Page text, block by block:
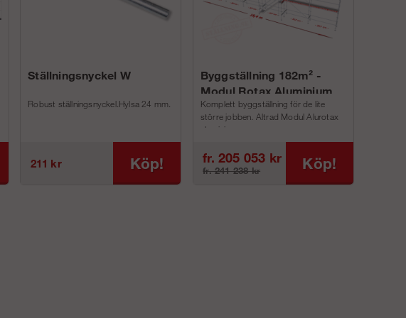
Ställningsnyckel W
Robust ställningsnyckel.Hylsa 24 mm.
211 kr Köp!
Byggställning 182m² -
Modul Rotax Aluminium
Komplett byggställning för de lite
större jobben. Altrad Modul Alurotax
aluminium p...
fr. 205 053 kr
fr. 241 238 kr Köp!